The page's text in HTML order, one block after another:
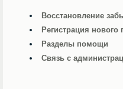
Восстановление
Регистрация нового
Разделы помощи
Связь с